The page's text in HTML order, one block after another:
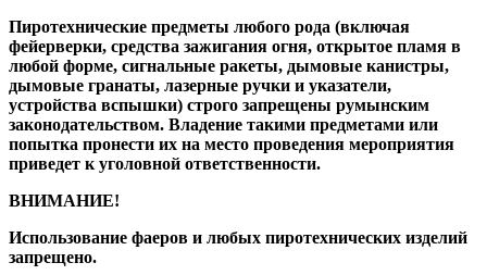
Пиротехнические предметы любого рода (включая
фейерверки, средства зажигания огня, открытое пламя в
любой форме, сигнальные ракеты, дымовые канистры,
дымовые гранаты, лазерные ручки и указатели,
устройства вспышки) строго запрещены румынским
законодательством. Владение такими предметами или
попытка пронести их на место проведения мероприятия
приведет к уголовной ответственности.
ВНИМАНИЕ!
Использование фаеров и любых пиротехнических изделий
запрещено.